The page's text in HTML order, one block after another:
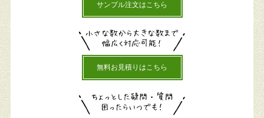
サンプル注文はこちら
無料お見積りはこちら